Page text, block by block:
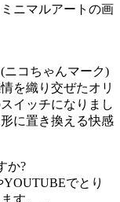
ニマルアートの画
ニコちゃんマーク)
を織り交ぜたオリ
イッチになりまし
に置き換える快感
か?
でとり
す。...